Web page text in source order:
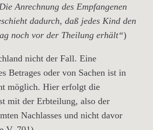
Anrechnung des Empfangenen
dadurch, daß jedes Kind den
noch vor der Theilung erhält“)
nicht der Fall. Eine
Betrages oder von Sachen ist in
möglich. Hier erfolgt die
mit der Erbteilung, also der
Nachlasses und nicht davor